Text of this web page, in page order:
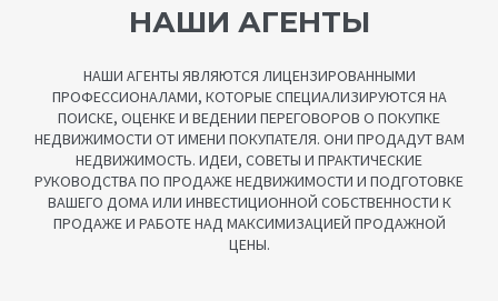
НАШИ АГЕНТЫ
НАШИ АГЕНТЫ ЯВЛЯЮТСЯ ЛИЦЕНЗИРОВАННЫМИ
ПРОФЕССИОНАЛАМИ, КОТОРЫЕ СПЕЦИАЛИЗИРУЮТСЯ НА
ПОИСКЕ, ОЦЕНКЕ И ВЕДЕНИИ ПЕРЕГОВОРОВ О ПОКУПКЕ
НЕДВИЖИМОСТИ ОТ ИМЕНИ ПОКУПАТЕЛЯ. ОНИ ПРОДАДУТ ВАМ
НЕДВИЖИМОСТЬ. ИДЕИ, СОВЕТЫ И ПРАКТИЧЕСКИЕ
РУКОВОДСТВА ПО ПРОДАЖЕ НЕДВИЖИМОСТИ И ПОДГОТОВКЕ
ВАШЕГО ДОМА ИЛИ ИНВЕСТИЦИОННОЙ СОБСТВЕННОСТИ К
ПРОДАЖЕ И РАБОТЕ НАД МАКСИМИЗАЦИЕЙ ПРОДАЖНОЙ
ЦЕНЫ.
Брокер по недвижимости